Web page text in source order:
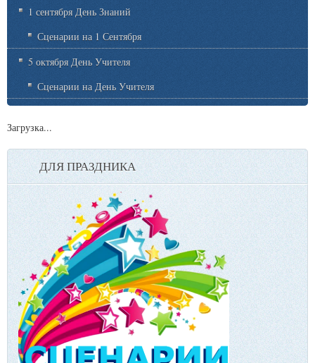
1 сентября День Знаний
Сценарии на 1 Сентября
5 октября День Учителя
Сценарии на День Учителя
Загрузка...
ДЛЯ ПРАЗДНИКА